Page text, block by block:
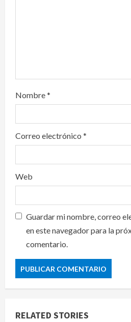
Nombre*
Correo electrónico *
Web
Guardar mi nombre, correo
en este navegador para la
comentario.
RELATED STORIES